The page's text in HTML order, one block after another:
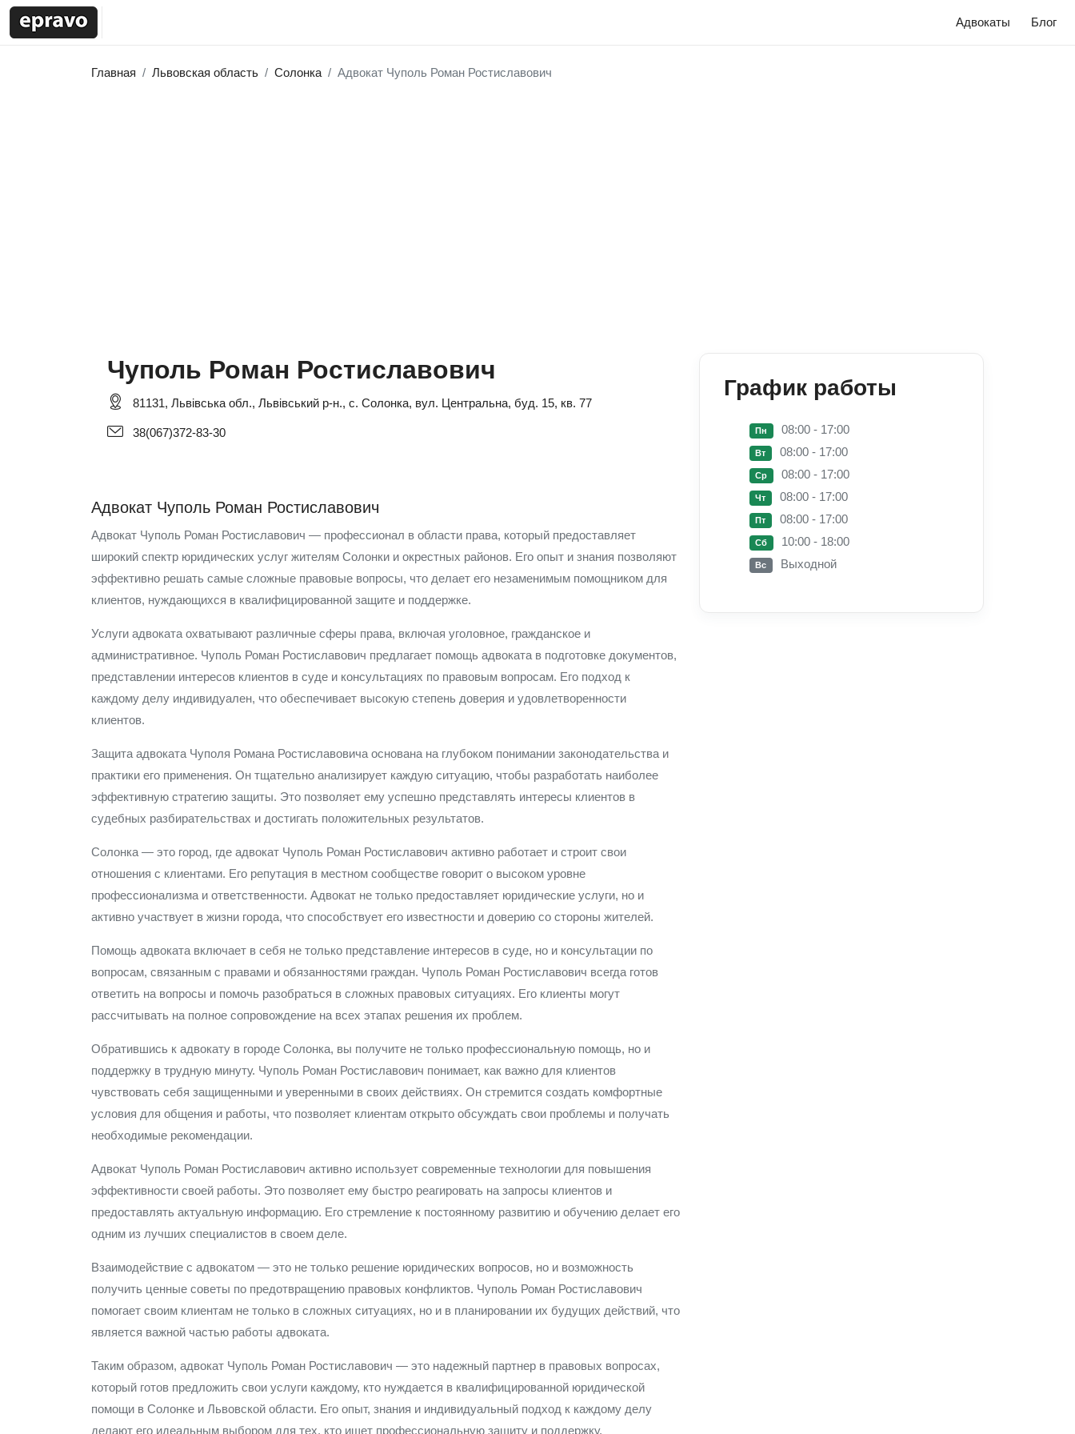
Адвокаты Блог
Главная Львовская область Солонка Адвокат Чуполь Роман Ростиславович
Чуполь Роман Ростиславович
81131, Львівська обл., Львівський р-н., с. Солонка, вул. Центральна, буд. 15, кв. 77
38(067)372-83-30
Адвокат Чуполь Роман Ростиславович
Адвокат Чуполь Роман Ростиславович — профессионал в области права, который предоставляет
широкий спектр юридических услуг жителям Солонки и окрестных районов. Его опыт и знания позволяют
эффективно решать самые сложные правовые вопросы, что делает его незаменимым помощником для
клиентов, нуждающихся в квалифицированной защите и поддержке.
Услуги адвоката охватывают различные сферы права, включая уголовное, гражданское и
административное. Чуполь Роман Ростиславович предлагает помощь адвоката в подготовке документов,
представлении интересов клиентов в суде и консультациях по правовым вопросам. Его подход к
каждому делу индивидуален, что обеспечивает высокую степень доверия и удовлетворенности
клиентов.
Защита адвоката Чуполя Романа Ростиславовича основана на глубоком понимании законодательства и
практики его применения. Он тщательно анализирует каждую ситуацию, чтобы разработать наиболее
эффективную стратегию защиты. Это позволяет ему успешно представлять интересы клиентов в
судебных разбирательствах и достигать положительных результатов.
Солонка — это город, где адвокат Чуполь Роман Ростиславович активно работает и строит свои
отношения с клиентами. Его репутация в местном сообществе говорит о высоком уровне
профессионализма и ответственности. Адвокат не только предоставляет юридические услуги, но и
активно участвует в жизни города, что способствует его известности и доверию со стороны жителей.
Помощь адвоката включает в себя не только представление интересов в суде, но и консультации по
вопросам, связанным с правами и обязанностями граждан. Чуполь Роман Ростиславович всегда готов
ответить на вопросы и помочь разобраться в сложных правовых ситуациях. Его клиенты могут
рассчитывать на полное сопровождение на всех этапах решения их проблем.
Обратившись к адвокату в городе Солонка, вы получите не только профессиональную помощь, но и
поддержку в трудную минуту. Чуполь Роман Ростиславович понимает, как важно для клиентов
чувствовать себя защищенными и уверенными в своих действиях. Он стремится создать комфортные
условия для общения и работы, что позволяет клиентам открыто обсуждать свои проблемы и получать
необходимые рекомендации.
Адвокат Чуполь Роман Ростиславович активно использует современные технологии для повышения
эффективности своей работы. Это позволяет ему быстро реагировать на запросы клиентов и
предоставлять актуальную информацию. Его стремление к постоянному развитию и обучению делает его
одним из лучших специалистов в своем деле.
Взаимодействие с адвокатом — это не только решение юридических вопросов, но и возможность
получить ценные советы по предотвращению правовых конфликтов. Чуполь Роман Ростиславович
помогает своим клиентам не только в сложных ситуациях, но и в планировании их будущих действий, что
является важной частью работы адвоката.
Таким образом, адвокат Чуполь Роман Ростиславович — это надежный партнер в правовых вопросах,
который готов предложить свои услуги каждому, кто нуждается в квалифицированной юридической
помощи в Солонке и Львовской области. Его опыт, знания и индивидуальный подход к каждому делу
делают его идеальным выбором для тех, кто ищет профессиональную защиту и поддержку.
График работы
Пн 08:00 - 17:00
Вт 08:00 - 17:00
Ср 08:00 - 17:00
Чт 08:00 - 17:00
Пт 08:00 - 17:00
Сб 10:00 - 18:00
Вс Выходной